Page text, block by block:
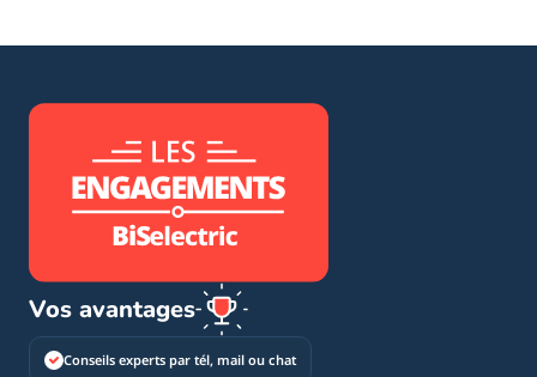
Vos avantages
Conseils experts par tél, mail ou chat